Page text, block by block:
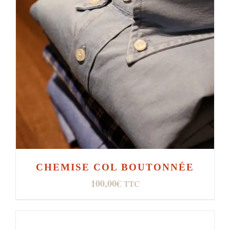
CHEMISE COL BOUTONNÉE
100,00€ TTC